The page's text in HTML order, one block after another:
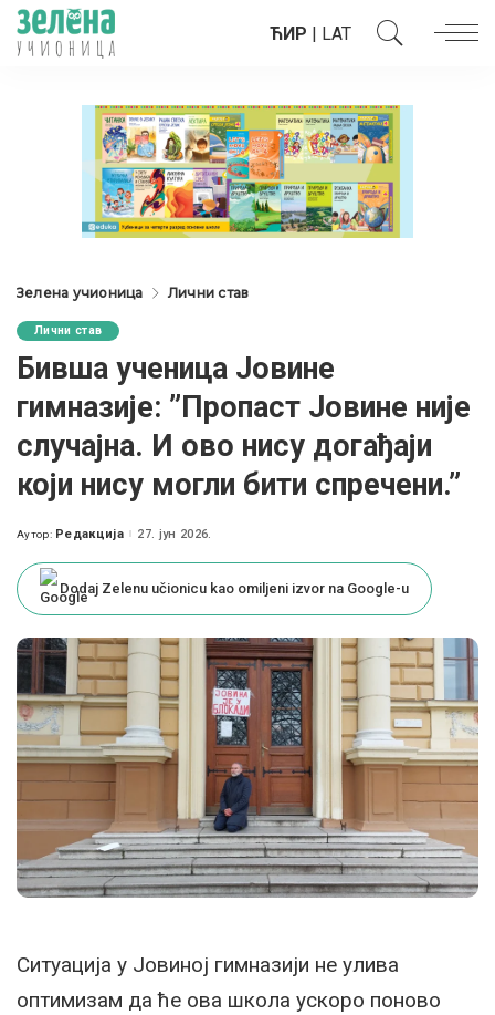
ЋИР | LAT
Зелена учионица Лични став
Лични став
Бивша ученица Јовине
гимназије: ”Пропаст Јовине није
случајна. И ово нису догађаји
који нису могли бити спречени.”
Posted
Аутор: Редакција 27. јун 2026.
Dodaj Zelenu učionicu kao omiljeni izvor na Google-u
Ситуација у Јовиној гимназији не улива
оптимизам да ће ова школа ускоро поново